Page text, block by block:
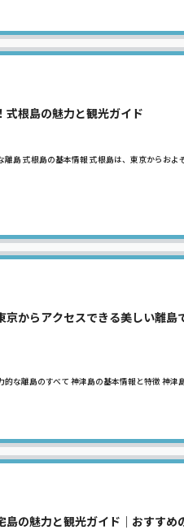
式根島の魅力と観光ガイド
離島 式根島の基本情報 式根島は、東京からおよ
京からアクセスできる美しい離島
な離島のすべて 神津島の基本情報と特徴 神津
島の魅力と観光ガイド｜おすすめ